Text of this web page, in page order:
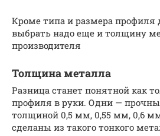
Кроме типа и размера профиля
выбрать надо еще и толщину
производителя
Толщина металла
Разница станет понятной как
профиля в руки. Одни —
толщиной 0,5 мм, 0,55 мм, 0,6
сделаны из такого тонкого